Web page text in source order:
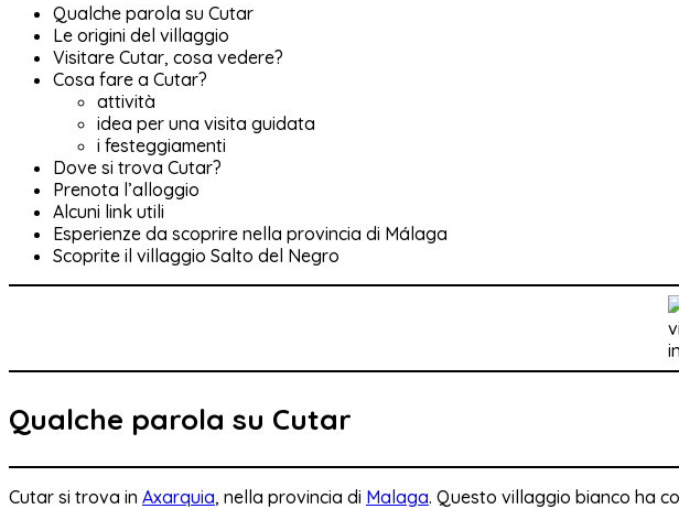
Qualche parola su Cutar
Le origini del villaggio
Visitare Cutar, cosa vedere?
Cosa fare a Cutar?
attività
idea per una visita guidata
i festeggiamenti
Dove si trova Cutar?
Prenota l’alloggio
Alcuni link utili
Esperienze da scoprire nella provincia di Málaga
Scoprite il villaggio Salto del Negro
Qualche parola su Cutar
Cutar si trova in Axarquia, nella provincia di Malaga. Questo villaggio bianco ha